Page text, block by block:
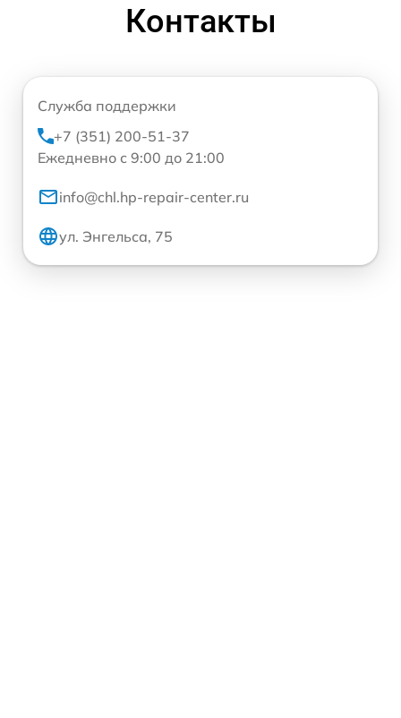
Контакты
Служба поддержки
+7 (351) 200-51-37
Ежедневно с 9:00 до 21:00
info@chl.hp-repair-center.ru
ул. Энгельса, 75